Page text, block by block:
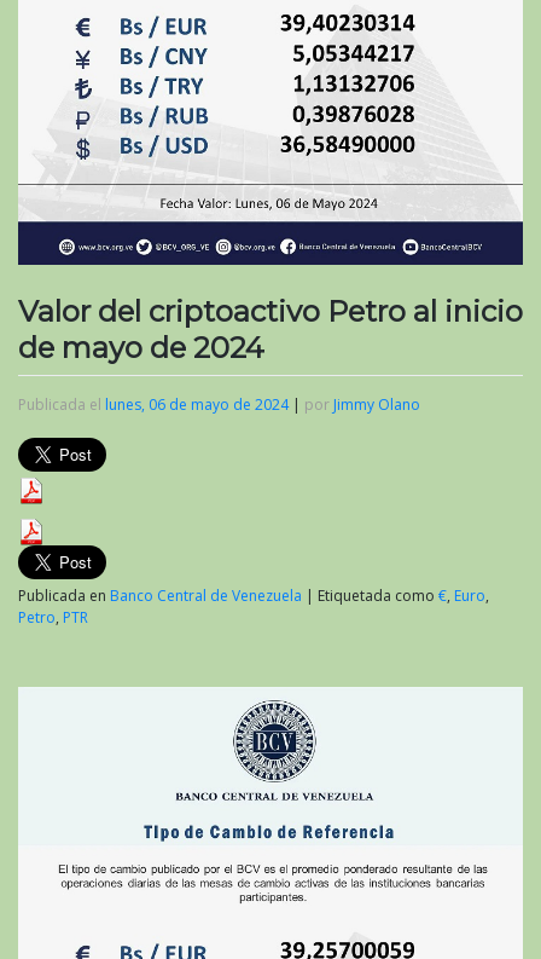
Valor del criptoactivo Petro al inicio
de mayo de 2024
Publicada el lunes, 06 de mayo de 2024| por Jimmy Olano
Publicada en Banco Central de Venezuela | Etiquetada como €, Euro,
Petro, PTR